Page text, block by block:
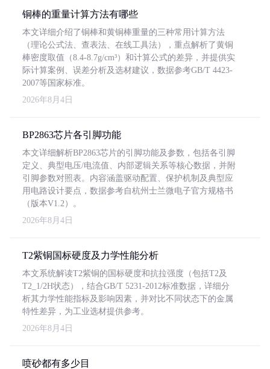
铜棒的重量计算方法有哪些
本文详细介绍了铜棒和黄铜棒重量的三种常用计算方法
（理论公式法、查表法、在线工具法），重点解析了黄铜
棒密度取值（8.4-8.7g/cm³）和计算公式的差异，并提供实
际计算案例、误差分析及选材建议，数据参考GB/T 4423-
2007等国家标准。
2026年8月4日
BP2863芯片各引脚功能
本文详细解析BP2863芯片的引脚功能及参数，包括各引脚
定义、典型电压/电流值、内部逻辑关系等核心数据，并附
引脚参数对照表。内容涵盖驱动配置、保护机制及典型应
用电路设计要点，数据参考自杭州士兰微电子官方规格书
（版本V1.2）。
2026年8月4日
T2紫铜国标硬度及力学性能分析
本文系统解读T2紫铜的国标硬度和抗拉强度（包括T2及
T2_1/2H状态），结合GB/T 5231-2012标准数据，详细分
析其力学性能指标及影响因素，并对比不同状态下的金属
特性差异，为工业选材提供参考。
2026年8月4日
喷砂都有多少目